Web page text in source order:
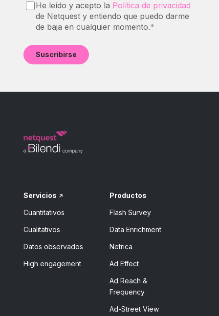
He leído y acepto la Política de privacidad
de Netquest y entiendo que puedo darme
de baja en cualquier momento.*
Servicios
Cuantitativos
Cualitativos
Datos observados
High engagement
Productos
Flash Survey
Data Enrichment
Netrica
Ad Effect
Ad Reach &
Frequency
Ad-Street View